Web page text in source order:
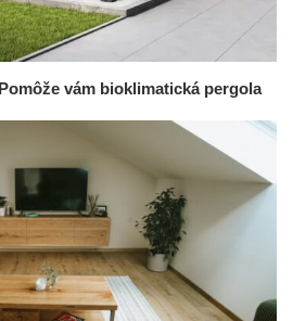
vám bioklimatická pergola